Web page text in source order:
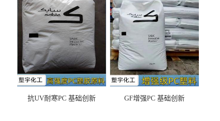
之忧
抗UV耐寒PC 基础创新
GF增强PC 基础创新